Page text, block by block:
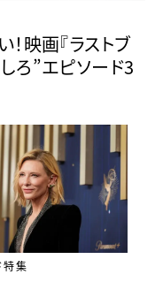
映画『ラストブ
ろ”エピソード3
特集